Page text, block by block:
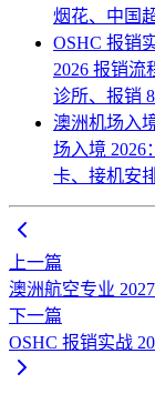
烟花、中国
OSHC 报销
2026 报销流
诊所、报销
澳洲机场入
场入境 2026
卡、接机安
上一篇
澳洲航空专业
下一篇
OSHC 报销实战